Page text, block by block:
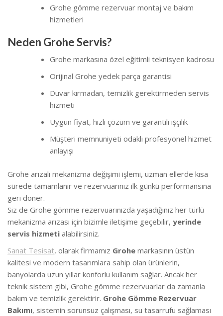
Grohe gömme rezervuar montaj ve bakım
hizmetleri
Neden Grohe Servis?
Grohe markasına özel eğitimli teknisyen kadrosu
Orijinal Grohe yedek parça garantisi
Duvar kırmadan, temizlik gerektirmeden servis
hizmeti
Uygun fiyat, hızlı çözüm ve garantili işçilik
Müşteri memnuniyeti odaklı profesyonel hizmet
anlayışı
Grohe arızalı mekanizma değişimi işlemi, uzman ellerde kısa
sürede tamamlanır ve rezervuarınız ilk günkü performansına
geri döner.
Siz de Grohe gömme rezervuarınızda yaşadığınız her türlü
mekanizma arızası için bizimle iletişime geçebilir, yerinde
servis hizmeti alabilirsiniz.
Sanat Tesisat, olarak firmamız Grohe markasının üstün
kalitesi ve modern tasarımlara sahip olan ürünlerin,
banyolarda uzun yıllar konforlu kullanım sağlar. Ancak her
teknik sistem gibi, Grohe gömme rezervuarlar da zamanla
bakım ve temizlik gerektirir. Grohe Gömme Rezervuar
Bakımı, sistemin sorunsuz çalışması, su tasarrufu sağlaması